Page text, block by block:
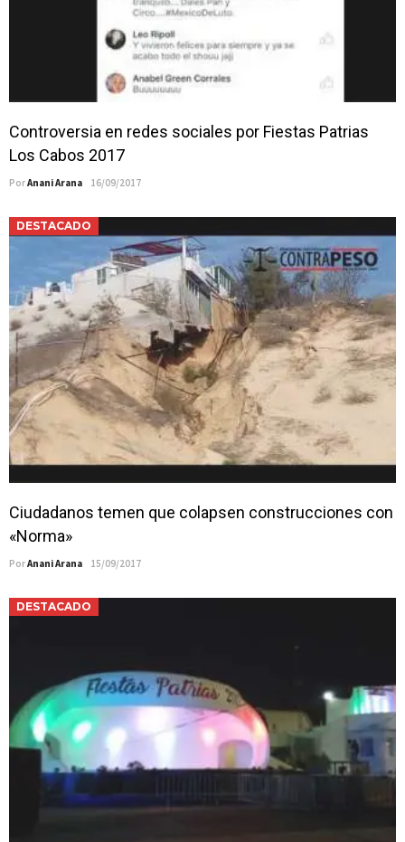
Controversia en redes sociales por Fiestas Patrias
Los Cabos 2017
PorAnani Arana 16/09/2017
DESTACADO
Ciudadanos temen que colapsen construcciones con
«Norma»
PorAnani Arana 15/09/2017
DESTACADO